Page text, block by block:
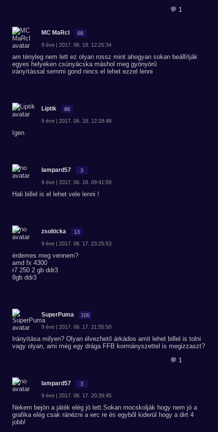
💬 1
MC MaRcI 68
9 éve | 2017. 06. 18. 12:25:34
am tényleg nem lett ez olyan rossz mint ahogyan sokan beállítják
egyes helyeken csúnyácska máshol meg gyönyörű
irányítással semmi gond nincs el lehet ezzel lenni
Liptik 86
9 éve | 2017. 06. 18. 12:18:48
Igen
lampard57 3
9 éve | 2017. 06. 18. 09:41:59
Hali billel is el lehet vele lenni !
zsolticka 13
9 éve | 2017. 06. 17. 23:25:53
érdemes meg vennem?
amd fx 4300
r7 250 2 gb ddr3
8gb ddr3
SuperPuma 106
9 éve | 2017. 06. 17. 21:55:50
Irányítása milyen? Olyan élvezhető árkádos amit lehet billel is tolni
vagy olyan, ami még egy drága FFB kormányszettel is megizzaszt?
💬 1
lampard57 3
9 éve | 2017. 06. 17. 20:39:45
Nekem bejön a játék elég jó lett.Sokan mocskolják hogy nem jó a
grafika elég csak ránézni a wrc re és egyből kiderül hogy a dirt 4
jobb!